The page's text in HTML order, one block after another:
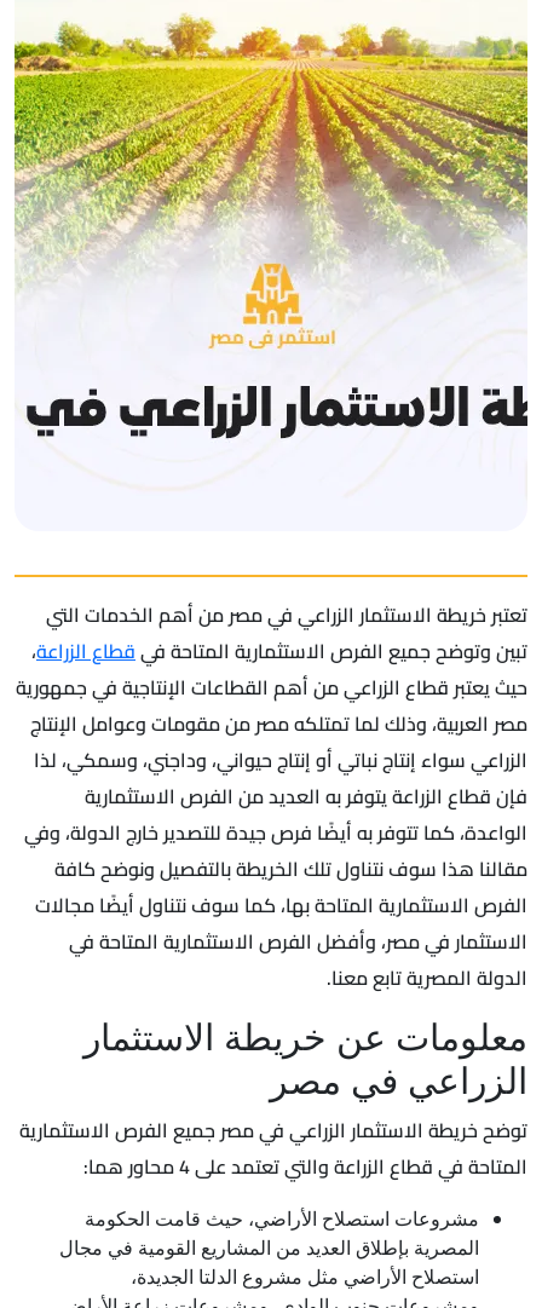
تعتبر خريطة الاستثمار الزراعي في مصر من أهم الخدمات التي
تبين وتوضح جميع الفرص الاستثمارية المتاحة فيقطاع الزراعة،
حيث يعتبر قطاع الزراعي من أهم القطاعات الإنتاجية في جمهورية
مصر العربية، وذلك لما تمتلكه مصر من مقومات وعوامل الإنتاج
الزراعي سواء إنتاج نباتي أو إنتاج حيواني، وداجني، وسمكي، لذا
فإن قطاع الزراعة يتوفر به العديد من الفرص الاستثمارية
الواعدة، كما تتوفر به أيضًا فرص جيدة للتصدير خارج الدولة، وفي
مقالنا هذا سوف نتناول تلك الخريطة بالتفصيل ونوضح كافة
الفرص الاستثمارية المتاحة بها، كما سوف نتناول أيضًا مجالات
الاستثمار في مصر، وأفضل الفرص الاستثمارية المتاحة في
الدولة المصرية تابع معنا.
معلومات عن خريطة الاستثمار
الزراعي في مصر
توضح خريطة الاستثمار الزراعي في مصر جميع الفرص الاستثمارية
المتاحة في قطاع الزراعة والتي تعتمد على 4 محاور هما:
مشروعات استصلاح الأراضي، حيث قامت الحكومة
المصرية بإطلاق العديد من المشاريع القومية في مجال
استصلاح الأراضي مثل مشروع الدلتا الجديدة،